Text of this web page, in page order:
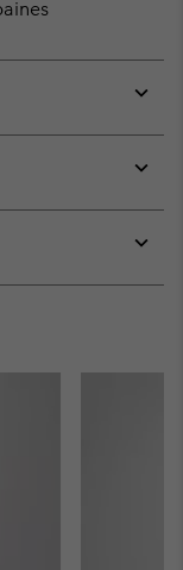
or
or
or